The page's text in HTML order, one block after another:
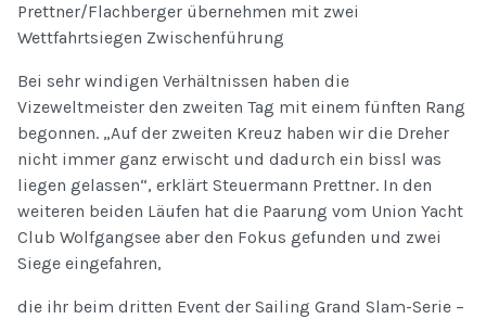
Prettner/Flachberger übernehmen mit zwei
Wettfahrtsiegen Zwischenführung
Bei sehr windigen Verhältnissen haben die
Vizeweltmeister den zweiten Tag mit einem fünften Rang
begonnen. „Auf der zweiten Kreuz haben wir die Dreher
nicht immer ganz erwischt und dadurch ein bissl was
liegen gelassen“, erklärt Steuermann Prettner. In den
weiteren beiden Läufen hat die Paarung vom Union Yacht
Club Wolfgangsee aber den Fokus gefunden und zwei
Siege eingefahren,
die ihr beim dritten Event der Sailing Grand Slam-Serie –